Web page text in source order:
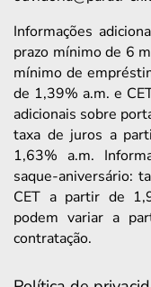
Informações
prazo mínimo de 6
mínimo de
de 1,39% a.m. e
adicionais sobre
taxa de juros a
1,63% a.m.
saque-aniversário:
CET a partir de
podem variar a
contratação.